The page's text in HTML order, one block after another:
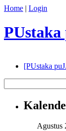
Home | Login
[PUstaka
Agustus